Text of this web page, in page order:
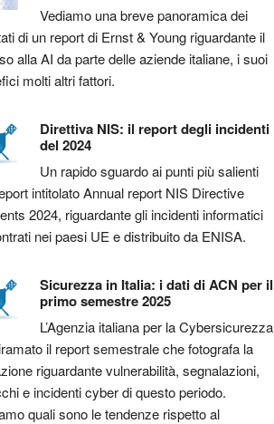
Vediamo una breve panoramica dei
di un report di Ernst & Young riguardante il
alla AI da parte delle aziende italiane, i suoi
molti altri fattori.
Direttiva NIS: il report degli incidenti
del 2024
Un rapido sguardo ai punti più salienti
intitolato Annual report NIS Directive
2024, riguardante gli incidenti informatici
nei paesi UE e distribuito da ENISA.
Sicurezza in Italia: i dati di ACN per il
primo semestre 2025
L’Agenzia italiana per la Cybersicurezza
il report semestrale che fotografa la
riguardante vulnerabilità, segnalazioni,
e incidenti cyber di questo periodo.
quali sono le tendenze rispetto al